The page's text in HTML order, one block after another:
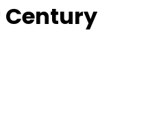
Century